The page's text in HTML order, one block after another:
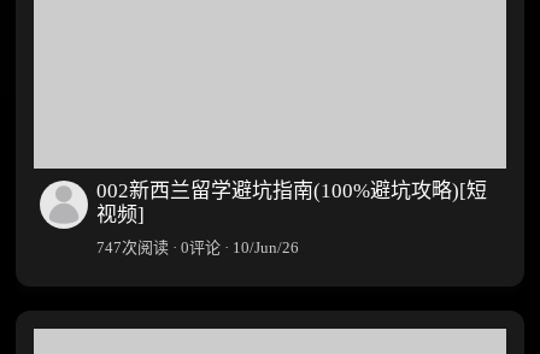
002新西兰留学避坑指南(100%避坑攻略)[短
视频]
747次阅读 · 0评论 · 10/Jun/26